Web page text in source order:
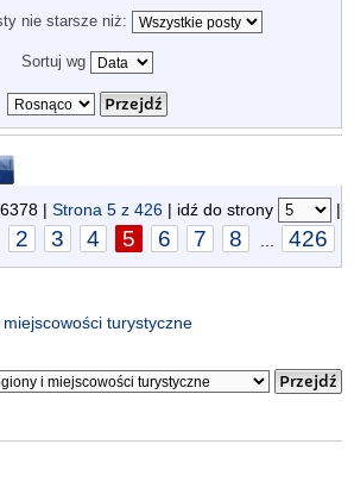
nie starsze niż:
Sortuj wg
| Strona 5 z 426 | idź do strony |
2 3 4 5 6 7 8 ... 426
turystyczne